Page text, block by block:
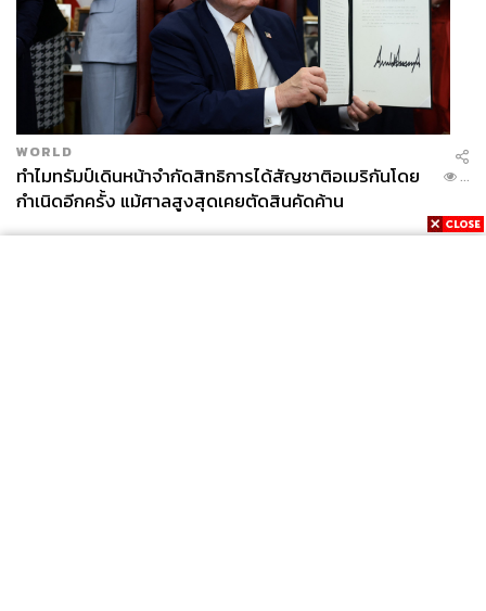
WORLD
ทำไมทรัมป์เดินหน้าจำกัดสิทธิการได้สัญชาติอเมริกันโดย
กำเนิดอีกครั้ง แม้ศาลสูงสุดเคยตัดสินคัดค้าน
...